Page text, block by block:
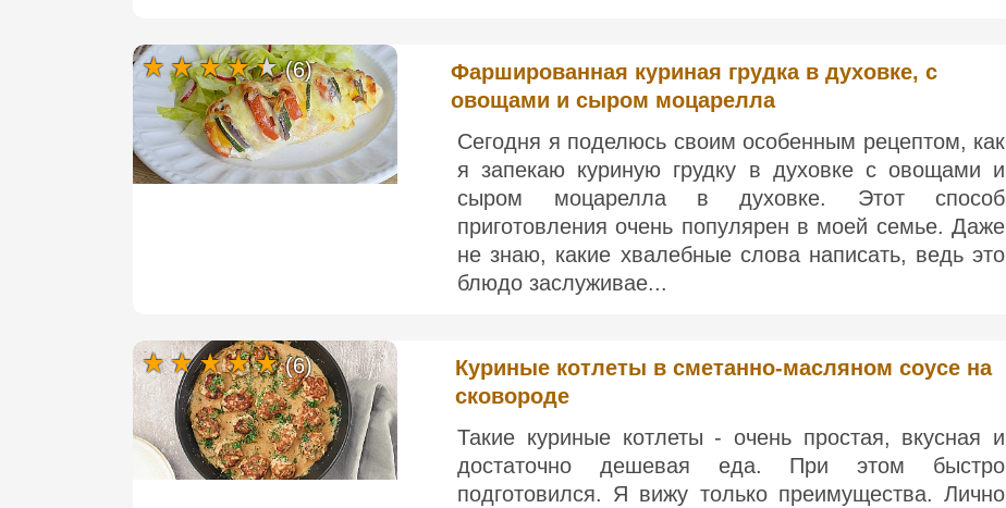
Фаршированная куриная грудка в духовке, с
овощами и сыром моцарелла
Сегодня я поделюсь своим особенным рецептом, как
я запекаю куриную грудку в духовке с овощами и
сыром моцарелла в духовке. Этот способ
приготовления очень популярен в моей семье. Даже
не знаю, какие хвалебные слова написать, ведь это
блюдо заслуживае...
(6)
Куриные котлеты в сметанно-масляном соусе на
сковороде
Такие куриные котлеты - очень простая, вкусная и
достаточно дешевая еда. При этом быстро
подготовился. Я вижу только преимущества. Лично
(6)